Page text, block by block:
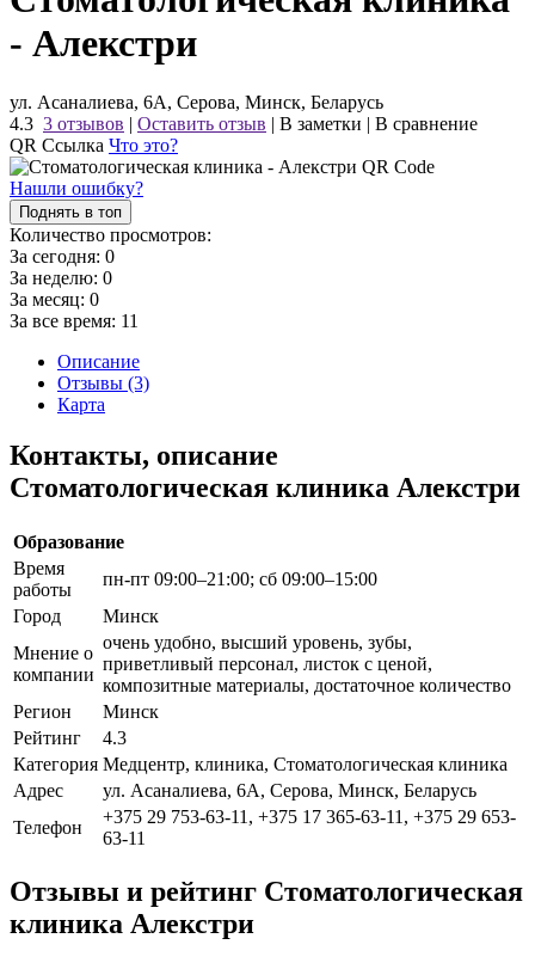
- Алекстри
ул. Асаналиева, 6А, Серова, Минск, Беларусь
4.3 3 отзывов | Оставить отзыв | В заметки | В сравнение
QR Ссылка Что это?
Нашли ошибку?
Поднять в топ
Количество просмотров:
За сегодня: 0
За неделю: 0
За месяц: 0
За все время: 11
Описание
Отзывы (3)
Карта
Контакты, описание
Стоматологическая клиника Алекстри
Образование
Время
работы
пн-пт 09:00–21:00; сб 09:00–15:00
Город
Минск
Мнение о
компании
очень удобно, высший уровень, зубы,
приветливый персонал, листок с ценой,
композитные материалы, достаточное количество
Регион
Минск
Рейтинг
4.3
Категория Медцентр, клиника, Стоматологическая клиника
Адрес
ул. Асаналиева, 6А, Серова, Минск, Беларусь
Телефон
+375 29 753-63-11, +375 17 365-63-11, +375 29 653-
63-11
Отзывы и рейтинг Стоматологическая
клиника Алекстри